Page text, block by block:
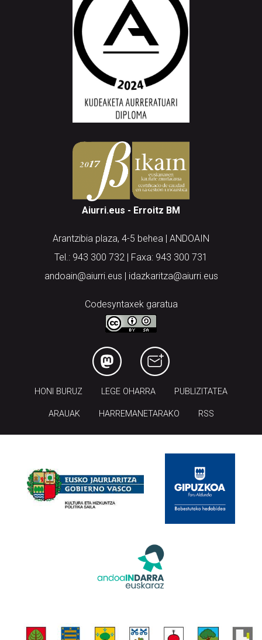
Aiurri.eus - Erroitz BM
Arantzibia plaza, 4-5 behea | ANDOAIN
Tel.: 943 300 732 | Faxa: 943 300 731
andoain@aiurri.eus | idazkaritza@aiurri.eus
Codesyntaxek garatua
HONI BURUZ LEGE OHARRA PUBLIZITATEA
ARAUAK HARREMANETARAKO RSS